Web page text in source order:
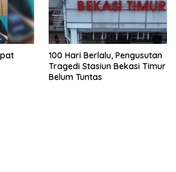
100 Hari Berlalu, Pengusutan
Tragedi Stasiun Bekasi Timur
Belum Tuntas